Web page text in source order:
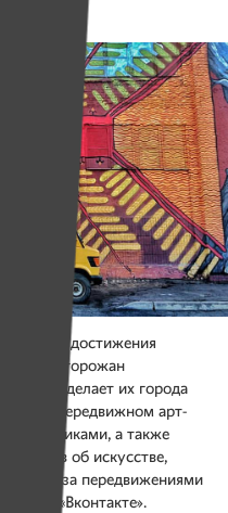
достижения
горожан
кто делает их города
В передвижном арт-
художниками, а также
об искусстве,
за передвижениями
«Вконтакте».